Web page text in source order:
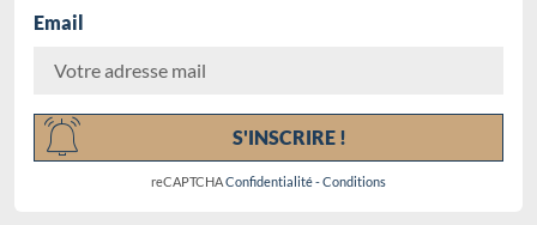
Email
S'INSCRIRE !
reCAPTCHAConfidentialité-Conditions